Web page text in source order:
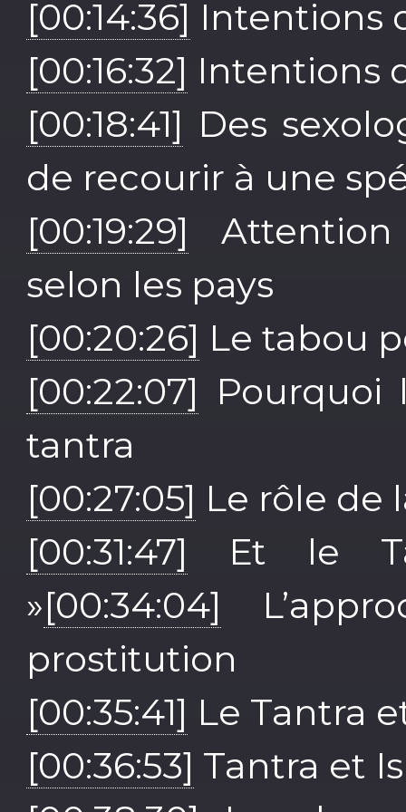
[00:14:36] Intentions
[00:16:32] Intentions
[00:18:41] Des
de recourir à une
[00:19:29]
selon les pays
[00:20:26] Le tabou
[00:22:07] Pourquoi
tantra
[00:27:05] Le rôle de
[00:31:47] Et le
»[00:34:04]
prostitution
[00:35:41] Le Tantra
[00:36:53] Tantra et